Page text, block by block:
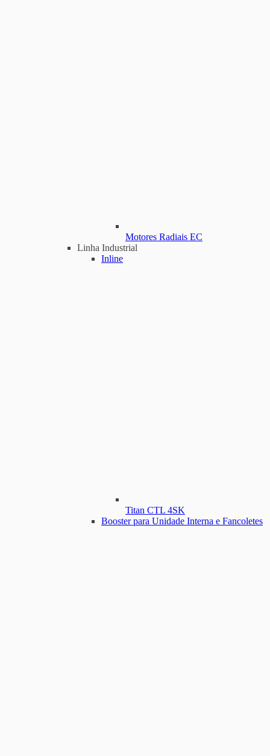
Motores Radiais EC
Linha Industrial
Inline
Titan CTL 4SK
Booster para Unidade Interna e Fancoletes